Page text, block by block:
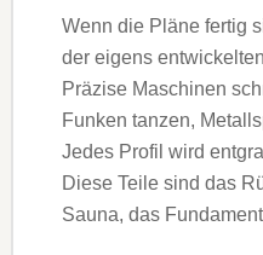
Wenn die Pläne fertig
der eigens
Präzise Maschinen
Funken tanzen,
Jedes Profil wird
Diese Teile sind das
Sauna, das